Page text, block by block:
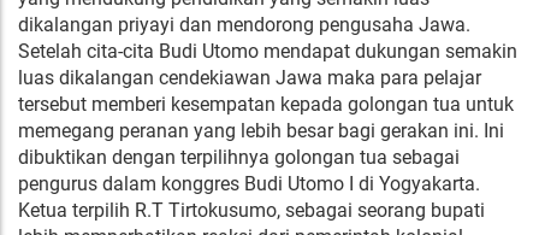
dikalangan priyayi dan mendorong pengusaha Jawa.
Setelah cita-cita Budi Utomo mendapat dukungan semakin
luas dikalangan cendekiawan Jawa maka para pelajar
tersebut memberi kesempatan kepada golongan tua untuk
memegang peranan yang lebih besar bagi gerakan ini. Ini
dibuktikan dengan terpilihnya golongan tua sebagai
pengurus dalam konggres Budi Utomo I di Yogyakarta.
Ketua terpilih R.T Tirtokusumo, sebagai seorang bupati